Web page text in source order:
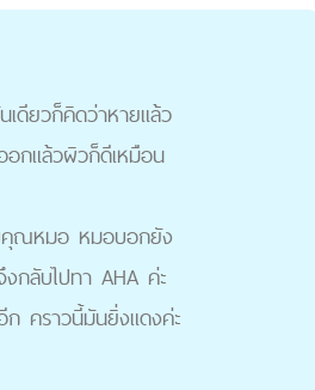
ดียวก็คิดว่าหายแล้ว
กแล้วผิวก็ดีเหมือน
บคุณหมอ หมอบอกยัง
กลับไปทา AHA ค่ะ
คราวนี้มันยิ่งแดงค่ะ